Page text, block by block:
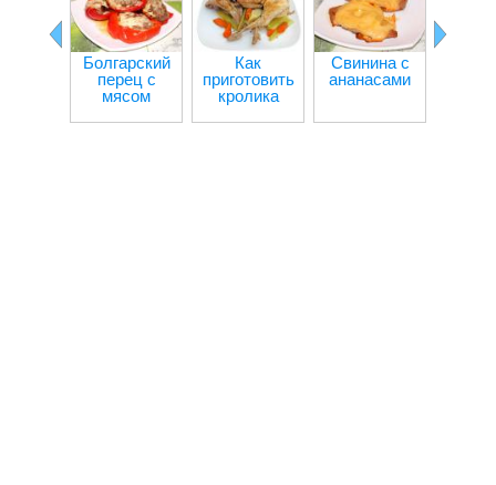
Болгарский
перец с
мясом
Как
приготовить
кролика
Свинина с
ананасами